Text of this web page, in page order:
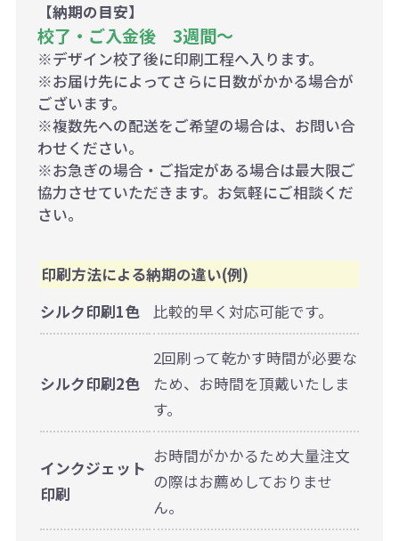
【納期の目安】
校了・ご入金後 3週間～
※デザイン校了後に印刷工程へ入ります。
※お届け先によってさらに日数がかかる場合が
ございます。
※複数先への配送をご希望の場合は、お問い合
わせください。
※お急ぎの場合・ご指定がある場合は最大限ご
協力させていただきます。お気軽にご相談くだ
さい。
印刷方法による納期の違い(例)
シルク印刷1色
比較的早く対応可能です。
シルク印刷2色
2回刷って乾かす時間が必要な
ため、お時間を頂戴いたしま
す。
インクジェット
印刷
お時間がかかるため大量注文
の際はお薦めしておりませ
ん。